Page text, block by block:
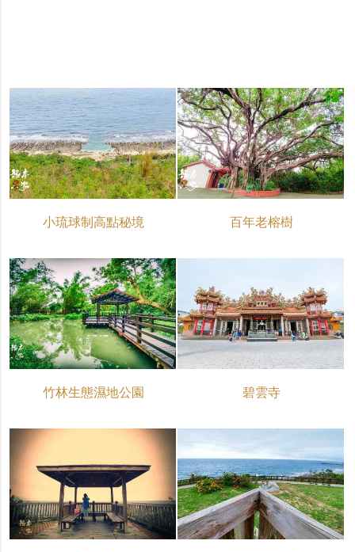
小琉球制高點秘境 百年老榕樹
竹林生態濕地公園 碧雲寺